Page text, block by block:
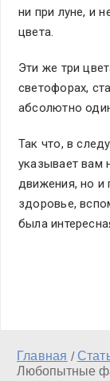
ни при луне, и
цвета.
Эти же три
светофорах,
абсолютно
Так что, в
указывает вам
движения, но и
здоровье,
была
Главная /
Любопытные